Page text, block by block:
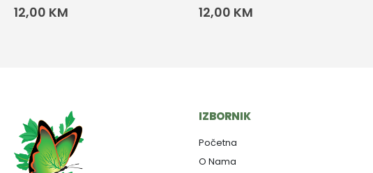
12,00 KM 12,00 KM
IZBORNIK
Početna
O Nama